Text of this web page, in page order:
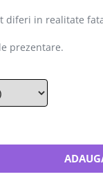
diferi in realitate
prezentare.